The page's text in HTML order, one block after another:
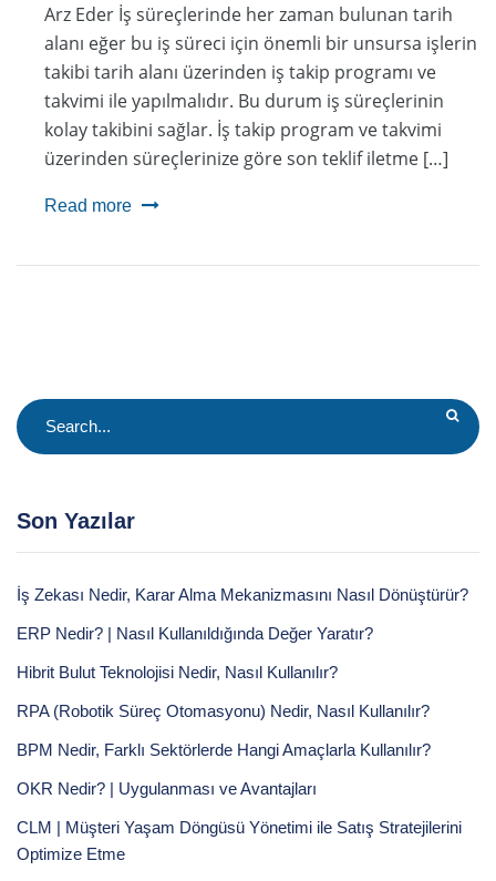
Arz Eder İş süreçlerinde her zaman bulunan tarih
alanı eğer bu iş süreci için önemli bir unsursa işlerin
takibi tarih alanı üzerinden iş takip programı ve
takvimi ile yapılmalıdır. Bu durum iş süreçlerinin
kolay takibini sağlar. İş takip program ve takvimi
üzerinden süreçlerinize göre son teklif iletme […]
Read more
Son Yazılar
İş Zekası Nedir, Karar Alma Mekanizmasını Nasıl Dönüştürür?
ERP Nedir? | Nasıl Kullanıldığında Değer Yaratır?
Hibrit Bulut Teknolojisi Nedir, Nasıl Kullanılır?
RPA (Robotik Süreç Otomasyonu) Nedir, Nasıl Kullanılır?
BPM Nedir, Farklı Sektörlerde Hangi Amaçlarla Kullanılır?
OKR Nedir? | Uygulanması ve Avantajları
CLM | Müşteri Yaşam Döngüsü Yönetimi ile Satış Stratejilerini
Optimize Etme